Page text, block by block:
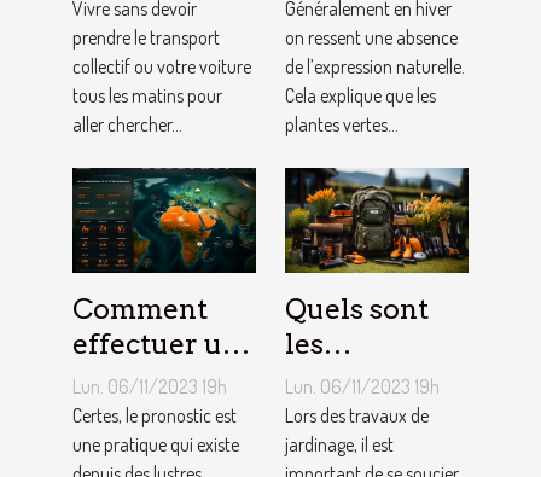
avec
l’internet ?
Vivre sans devoir
prendre le transport
collectif ou votre voiture
tous les matins pour
aller chercher...
créer chez
soi ?
Généralement en hiver
on ressent une absence
de l’expression naturelle.
Cela explique que les
plantes vertes...
Comment
effectuer un
pronostic en
ligne ?
Lun. 06/11/2023 19h
Certes, le pronostic est
une pratique qui existe
Quels sont
les
équipements
pour le
jardinage ?
Lun. 06/11/2023 19h
Lors des travaux de
jardinage, il est